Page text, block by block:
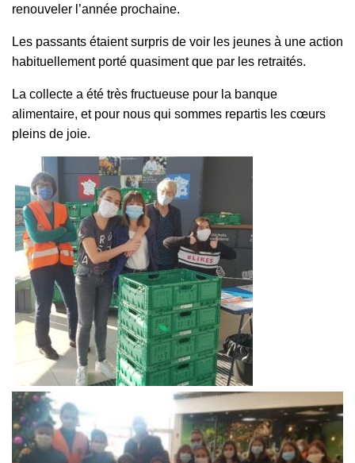
renouveler l’année prochaine.
Les passants étaient surpris de voir les jeunes à une action
habituellement porté quasiment que par les retraités.
La collecte a été très fructueuse pour la banque
alimentaire, et pour nous qui sommes repartis les cœurs
pleins de joie.